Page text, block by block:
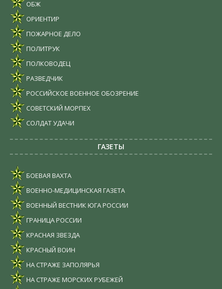
ОБЖ
ОРИЕНТИР
ПОЖАРНОЕ ДЕЛО
ПОЛИТРУК
ПОЛКОВОДЕЦ
РАЗВЕДЧИК
РОССИЙСКОЕ ВОЕННОЕ ОБОЗРЕНИЕ
СОВЕТСКИЙ МОРПЕХ
СОЛДАТ УДАЧИ
ГАЗЕТЫ
БОЕВАЯ ВАХТА
ВОЕННО-МЕДИЦИНСКАЯ ГАЗЕТА
ВОЕННЫЙ ВЕСТНИК ЮГА РОССИИ
ГРАНИЦА РОССИИ
КРАСНАЯ ЗВЕЗДА
КРАСНЫЙ ВОИН
НА СТРАЖЕ ЗАПОЛЯРЬЯ
НА СТРАЖЕ МОРСКИХ РУБЕЖЕЙ